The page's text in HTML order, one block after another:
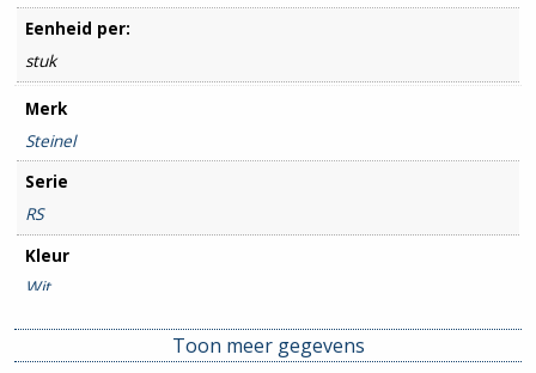
Eenheid per:
stuk
Merk
Steinel
Serie
RS
Kleur
Wit
Kleurtemperatuur
4000
Toon meer gegevens